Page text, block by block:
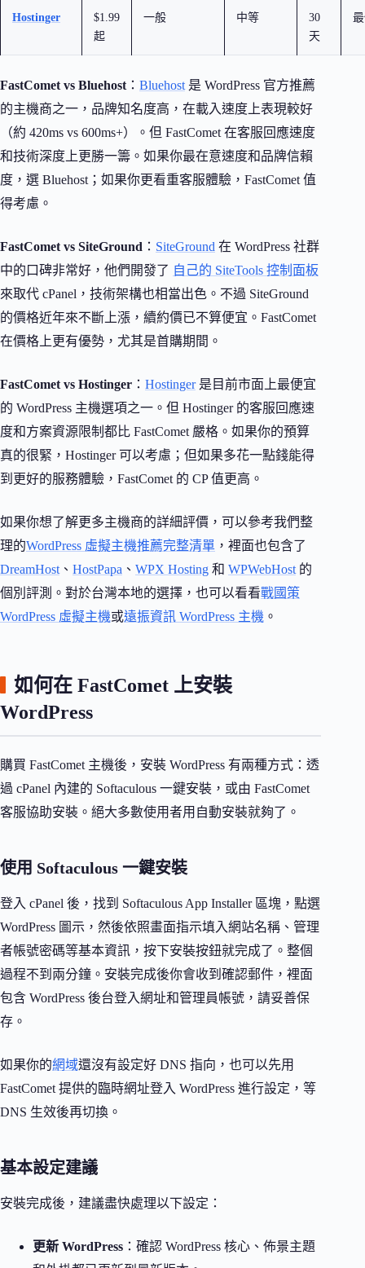
Hostinger
$1.99
起
一般 中等
30
天
FastComet vs Bluehost ： Bluehost 是 WordPress 官方推薦
的主機商之一，品牌知名度高，在載入速度上表現較好
（約 420ms vs 600ms+）。但 FastComet 在客服回應速度
和技術深度上更勝一籌。如果你最在意速度和品牌信賴
度，選 Bluehost；如果你更看重客服體驗，FastComet 值
得考慮。
FastComet vs SiteGround ： SiteGround 在 WordPress 社群
中的口碑非常好，他們開發了 自己的 SiteTools 控制面板
來取代 cPanel，技術架構也相當出色。不過 SiteGround
的價格近年來不斷上漲，續約價已不算便宜。FastComet
在價格上更有優勢，尤其是首購期間。
FastComet vs Hostinger ： Hostinger是目前市面上最便宜
的 WordPress 主機選項之一。但 Hostinger 的客服回應速
度和方案資源限制都比 FastComet 嚴格。如果你的預算
真的很緊，Hostinger 可以考慮；但如果多花一點錢能得
到更好的服務體驗，FastComet 的 CP 值更高。
如果你想了解更多主機商的詳細評價，可以參考我們整
理的WordPress 虛擬主機推薦完整清單 ，裡面也包含了
DreamHost 、 HostPapa 、 WPX Hosting 和 WPWebHost 的
個別評測。對於台灣本地的選擇，也可以看看戰國策
WordPress 虛擬主機或遠振資訊 WordPress 主機 。
如何在 FastComet 上安裝
WordPress
購買 FastComet 主機後，安裝 WordPress 有兩種方式：透
過 cPanel 內建的 Softaculous 一鍵安裝，或由 FastComet
客服協助安裝。絕大多數使用者用自動安裝就夠了。
使用 Softaculous 一鍵安裝
登入 cPanel 後，找到 Softaculous App Installer 區塊，點選
WordPress 圖示，然後依照畫面指示填入網站名稱、管理
者帳號密碼等基本資訊，按下安裝按鈕就完成了。整個
過程不到兩分鐘。安裝完成後你會收到確認郵件，裡面
包含 WordPress 後台登入網址和管理員帳號，請妥善保
存。
如果你的網域還沒有設定好 DNS 指向，也可以先用
FastComet 提供的臨時網址登入 WordPress 進行設定，等
DNS 生效後再切換。
基本設定建議
安裝完成後，建議盡快處理以下設定：
更新 WordPress ：確認 WordPress 核心、佈景主題